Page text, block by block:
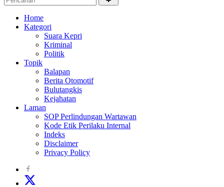
Home
Kategori
Suara Kepri
Kriminal
Politik
Topik
Balapan
Berita Otomotif
Bulutangkis
Kejahatan
Laman
SOP Perlindungan Wartawan
Kode Etik Perilaku Internal
Indeks
Disclaimer
Privacy Policy